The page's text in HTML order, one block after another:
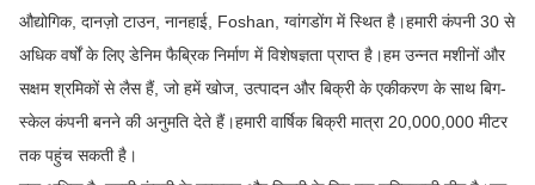
औद्योगिक, दानज़ो टाउन, नानहाई, Foshan, ग्वांगडोंग में स्थित है।हमारी कंपनी 30 से
अधिक वर्षों के लिए डेनिम फैब्रिक निर्माण में विशेषज्ञता प्राप्त है।हम उन्नत मशीनों और
सक्षम श्रमिकों से लैस हैं, जो हमें खोज, उत्पादन और बिक्री के एकीकरण के साथ बिग-
स्केल कंपनी बनने की अनुमति देते हैं।हमारी वार्षिक बिक्री मात्रा 20,000,000 मीटर
तक पहुंच सकती है।